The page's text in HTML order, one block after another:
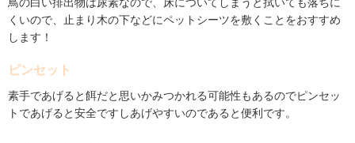
鳥の白い排出物は尿素なので、床についてしまうと拭いても落ちに
くいので、止まり木の下などにペットシーツを敷くことをおすすめ
します！
ピンセット
素手であげると餌だと思いかみつかれる可能性もあるのでピンセッ
トであげると安全ですしあげやすいのであると便利です。